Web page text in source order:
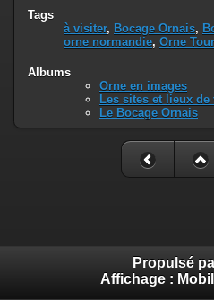
Tags
à visiter, Bocage Ornais,
orne normandie, Orne
Albums
Orne en images
Les sites et lieux de
Le Bocage Ornais
Propulsé
Affichage :